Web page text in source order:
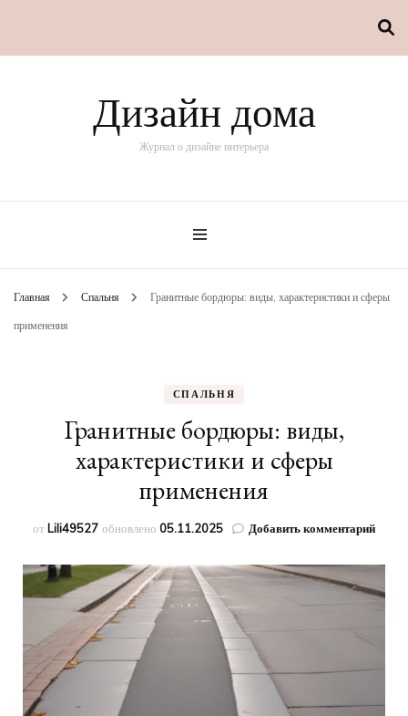
Дизайн дома
Журнал о дизайне интерьера
Главная Спальня Гранитные бордюры: виды, характеристики и сферы
применения
СПАЛЬНЯ
Гранитные бордюры: виды,
характеристики и сферы
применения
от Lili49527 обновлено 05.11.2025 Добавить комментарийк
виды,